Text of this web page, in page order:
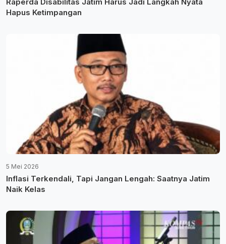
Hapus Ketimpangan
5 Mei 2026
Inflasi Terkendali, Tapi Jangan Lengah: Saatnya Jatim
Naik Kelas